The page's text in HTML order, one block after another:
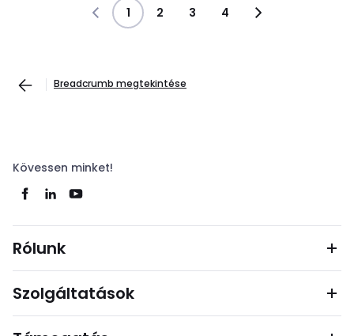
1 2 3 4
Breadcrumb megtekintése
Kövessen minket!
Rólunk
Szolgáltatások